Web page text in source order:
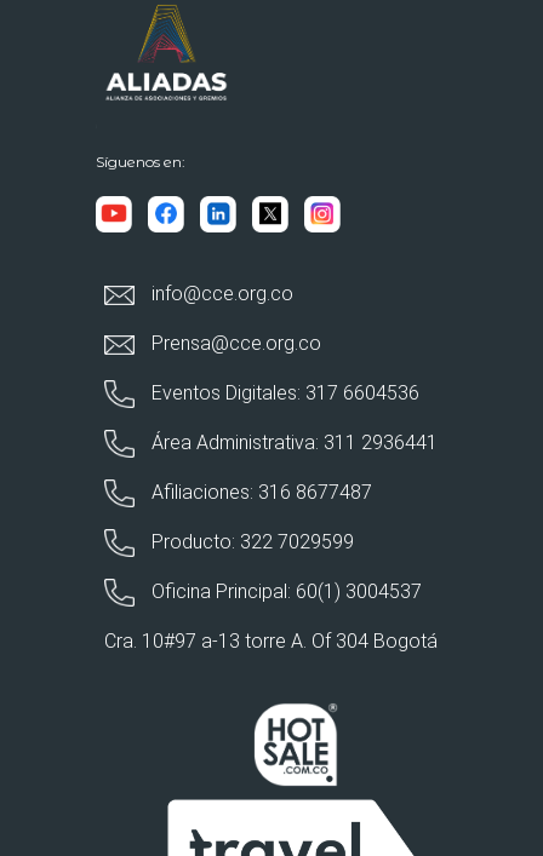
Síguenos en:
info@cce.org.co
Prensa@cce.org.co
Eventos Digitales: 317 6604536
Área Administrativa: 311 2936441
Afiliaciones: 316 8677487
Producto: 322 7029599
Oficina Principal: 60(1) 3004537
Cra. 10#97 a-13 torre A. Of 304 Bogotá